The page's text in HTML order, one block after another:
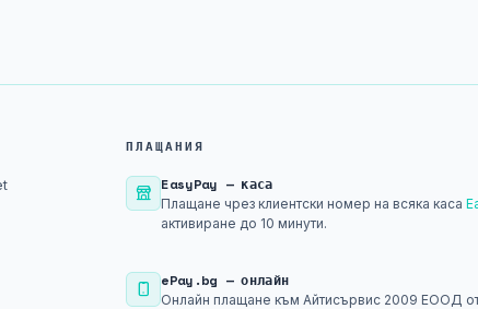
ПЛАЩАНИЯ
EasyPay — каса
Плащане чрез клиентски номер на всяка каса
активиране до 10 минути.
ePay.bg — онлайн
Онлайн плащане към Айтисървис 2009 ЕООД